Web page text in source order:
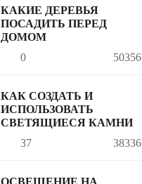
КАКИЕ ДЕРЕВЬЯ
ПОСАДИТЬ ПЕРЕД
ДОМОМ
0
50356
КАК СОЗДАТЬ И
ИСПОЛЬЗОВАТЬ
СВЕТЯЩИЕСЯ КАМНИ
37
38336
ОСВЕЩЕНИЕ НА